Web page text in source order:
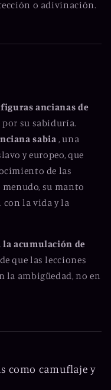
o adivinación.
ancianas de
por su sabiduría.
sabia , una
y europeo, que
de las
menudo, su manto
con la vida y la
acumulación de
que las lecciones
la ambigüedad, no en
como camuflaje y